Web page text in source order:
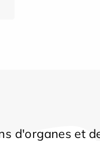
d'organes et